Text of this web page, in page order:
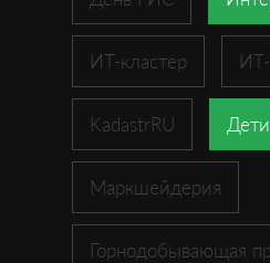
ИТ-кластер
KadastrRU Дети
Маркшейдерия
Горнодобывающая